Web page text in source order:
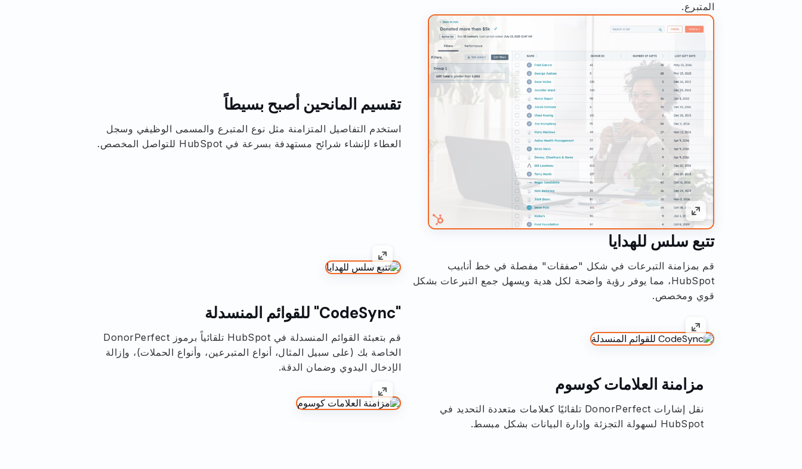
المتبرع.
تقسيم المانحين أصبح بسيطاً
استخدم التفاصيل المتزامنة مثل نوع المتبرع والمسمى الوظيفي وسجل
العطاء لإنشاء شرائح مستهدفة بسرعة في HubSpot للتواصل المخصص.
تتبع سلس للهدايا
قم بمزامنة التبرعات في شكل "صفقات" مفصلة في خط أنابيب
HubSpot، مما يوفر رؤية واضحة لكل هدية ويسهل جمع التبرعات بشكل
قوي ومخصص.
"CodeSync" للقوائم المنسدلة
قم بتعبئة القوائم المنسدلة في HubSpot تلقائياً برموز DonorPerfect
الخاصة بك (على سبيل المثال، أنواع المتبرعين، وأنواع الحملات)، وإزالة
الإدخال اليدوي وضمان الدقة.
مزامنة العلامات كوسوم
نقل إشارات DonorPerfect تلقائيًا كعلامات متعددة التحديد في
HubSpot لسهولة التجزئة وإدارة البيانات بشكل مبسط.